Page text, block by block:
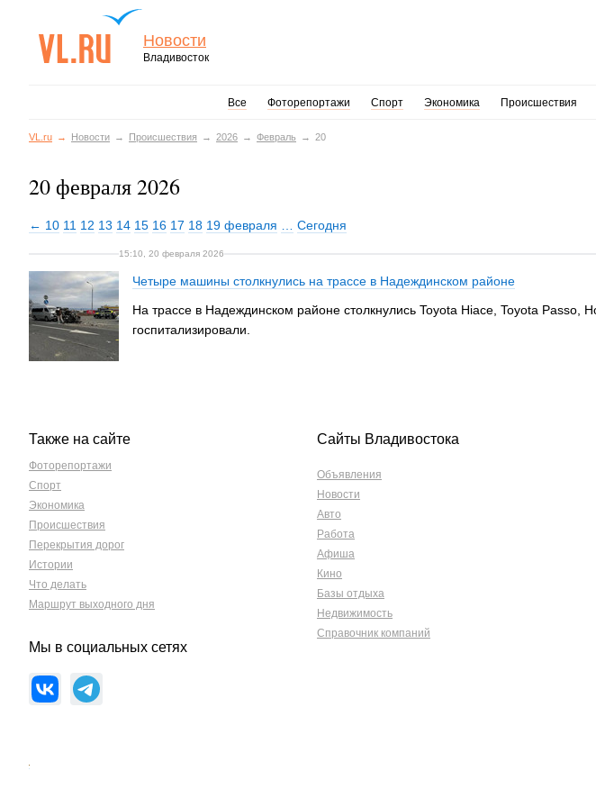
Новости
Владивосток
Все Фоторепортажи Спорт Экономика Происшествия
VL.ru Новости Происшествия 2026 Февраль 20
20 февраля 2026
← 10 11 12 13 14 15 16 17 18 19 февраля Сегодня
15:10, 20 февраля 2026
Четыре машины столкнулись на трассе в Надеждинском районе
На трассе в Надеждинском районе столкнулись Toyota Hiace, Toyota
госпитализировали.
Также на сайте
Фоторепортажи
Спорт
Экономика
Происшествия
Перекрытия дорог
Истории
Что делать
Маршрут выходного дня
Мы в социальных сетях
Сайты Владивостока
Объявления
Новости
Авто
Работа
Афиша
Кино
Базы отдыха
Недвижимость
Справочник компаний